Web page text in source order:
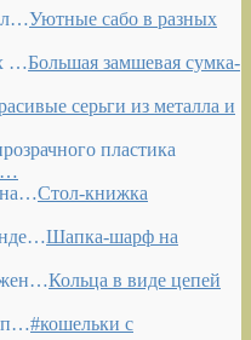
Уютные сабо в разных
Большая замшевая сумка-
серьги из металла и
Стол-книжка
Шапка-шарф на
Кольца в виде цепей
#кошельки с